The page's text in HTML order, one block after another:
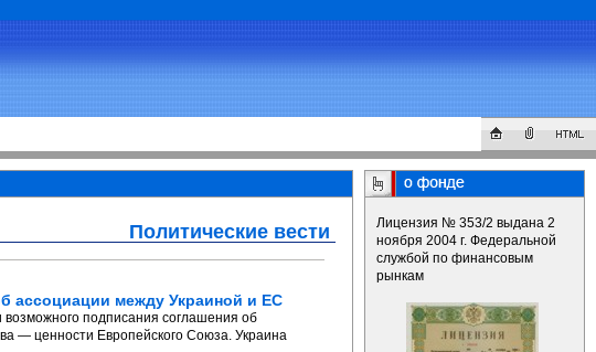
Политические вести
ассоциации между Украиной и ЕС
подписания соглашения об
— ценности Европейского Союза. Украина
Лицензия № 353/2 выдана 2
ноября 2004 г. Федеральной
службой по финансовым
рынкам